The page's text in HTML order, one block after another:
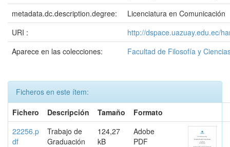
metadata.dc.description.degree:
Licenciatura en Comunicación
URI :
http://dspace.uazuay.edu.ec/
Aparece en las colecciones:
Facultad de Filosofía y
Ficheros en este ítem:
Fichero
Descripción Tamaño
Formato
22256.p
df
Trabajo de
Graduación
124,27
kB
Adobe
PDF